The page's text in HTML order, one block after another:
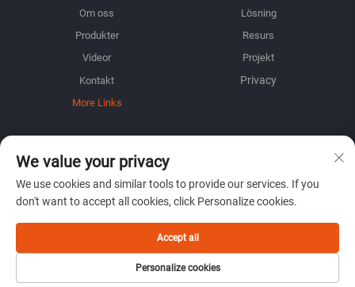
Om oss
Lösning
Produkter
Resurs
Videor
Projekt
Kontakt
More Links
Registrera dig för att få vårt veckovisa nyhetsbrev
ÖVERLÄMNA
We value your privacy
We use cookies and similar tools to provide our services. If you
don't want to accept all cookies, click Personalize cookies.
Personalize cookies
Accept all